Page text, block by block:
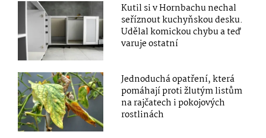
Kutil si v Hornbachu nechal
seříznout kuchyňskou desku.
Udělal komickou chybu a teď
varuje ostatní
Jednoduchá opatření, která
pomáhají proti žlutým listům
na rajčatech i pokojových
rostlinách